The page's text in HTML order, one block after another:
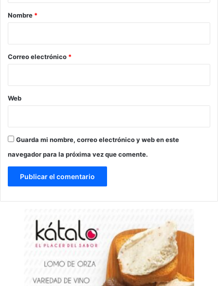
r
*
Nombre *
Correo electrónico *
Web
Guarda mi nombre, correo electrónico y web en este
navegador para la próxima vez que comente.